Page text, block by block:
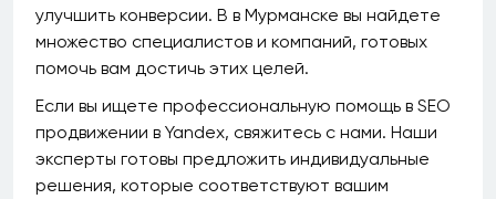
улучшить конверсии. В в Мурманске вы найдете
множество специалистов и компаний, готовых
помочь вам достичь этих целей.
Если вы ищете профессиональную помощь в SEO
продвижении в Yandex, свяжитесь с нами. Наши
эксперты готовы предложить индивидуальные
решения, которые соответствуют вашим